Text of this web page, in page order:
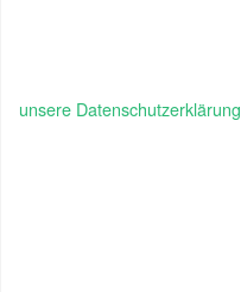
unsere Datenschutzerklärung